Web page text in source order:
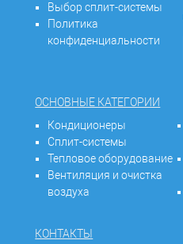
Выбор сплит-системы
Политика
конфиденциальности
ОСНОВНЫЕ КАТЕГОРИИ
Кондиционеры
Сплит-системы
Тепловое оборудование
Вентиляция и очистка
воздуха
КОНТАКТЫ